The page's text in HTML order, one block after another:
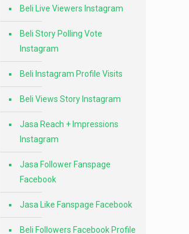
Beli Live Viewers Instagram
Beli Story Polling Vote
Instagram
Beli Instagram Profile Visits
Beli Views Story Instagram
Jasa Reach + Impressions
Instagram
Jasa Follower Fanspage
Facebook
Jasa Like Fanspage Facebook
Beli Followers Facebook Profile